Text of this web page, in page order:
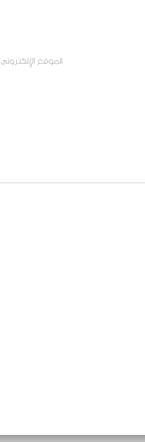
الموقع الإلكتروني